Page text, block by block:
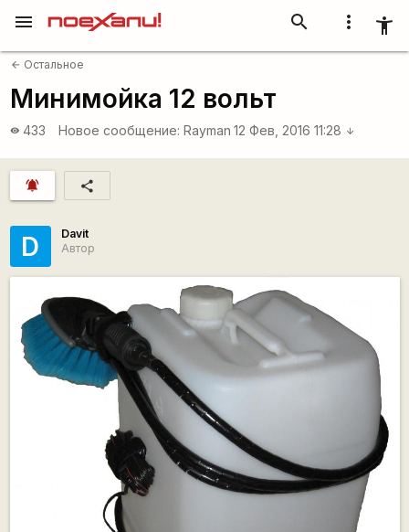
more_vert accessibility_new
search
menu
arrow_back Остальное
Минимойка 12 вольт
visibility 433 Новое сообщение: Rаyman 12 Фев, 2016 11:28 arrow_downward
notifications_active share
D
Davit
Автор